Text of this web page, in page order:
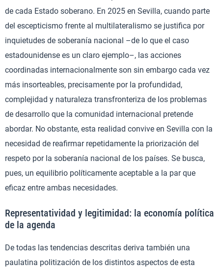
de cada Estado soberano. En 2025 en Sevilla, cuando parte
del escepticismo frente al multilateralismo se justifica por
inquietudes de soberanía nacional –de lo que el caso
estadounidense es un claro ejemplo–, las acciones
coordinadas internacionalmente son sin embargo cada vez
más insorteables, precisamente por la profundidad,
complejidad y naturaleza transfronteriza de los problemas
de desarrollo que la comunidad internacional pretende
abordar. No obstante, esta realidad convive en Sevilla con la
necesidad de reafirmar repetidamente la priorización del
respeto por la soberanía nacional de los países. Se busca,
pues, un equilibrio políticamente aceptable a la par que
eficaz entre ambas necesidades.
Representatividad y legitimidad: la economía política
de la agenda
De todas las tendencias descritas deriva también una
paulatina politización de los distintos aspectos de esta